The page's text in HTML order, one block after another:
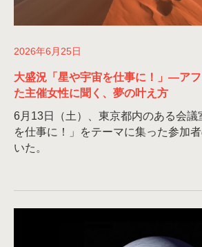
2026年6月25日
大盛況「星や宇宙を仕事に！」—ア
た主催女性に聞く、夢の叶え方
6月13日（土）、東京都内のある会議
を仕事に！」をテーマに集った参加
いた。